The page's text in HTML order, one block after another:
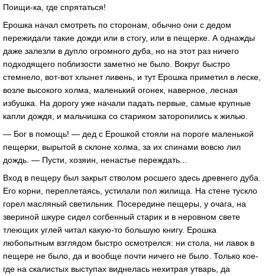
Поищи-ка, где спрятаться!
Ерошка начал смотреть по сторонам, обычно они с дедом
пережидали такие дожди или в стогу, или в пещерке. А однажды
даже залезли в дупло огромного дуба, но на этот раз ничего
подходящего поблизости заметно не было. Вокруг быстро
стемнело, вот-вот хлынет ливень, и тут Ерошка приметил в леске,
возле высокого холма, маленький огонек, наверное, лесная
избушка. На дорогу уже начали падать первые, самые крупные
капли дождя, и мальчишка со стариком заторопились к жилью.
— Бог в помощь! — дед с Ерошкой стояли на пороге маленькой
пещерки, вырытой в склоне холма, за их спинами вовсю лил
дождь. — Пусти, хозяин, ненастье переждать...
Вход в пещеру был закрыт стволом росшего здесь древнего дуба.
Его корни, переплетаясь, устилали пол жилища. На стене тускло
горел масляный светильник. Посередине пещеры, у очага, на
звериной шкуре сидел согбенный старик и в неровном свете
тлеющих углей читал какую-то большую книгу. Ерошка
любопытным взглядом быстро осмотрелся: ни стола, ни лавок в
пещере не было, да и вообще почти ничего не было. Только кое-
где на скалистых выступах виднелась нехитрая утварь, да